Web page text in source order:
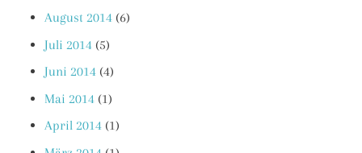
August 2014 (6)
Juli 2014 (5)
Juni 2014 (4)
Mai 2014 (1)
April 2014 (1)